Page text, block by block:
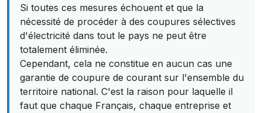
Si toutes ces mesures échouent et que la
nécessité de procéder à des coupures sélectives
d'électricité dans tout le pays ne peut être
totalement éliminée.
Cependant, cela ne constitue en aucun cas une
garantie de coupure de courant sur l'ensemble du
territoire national. C'est la raison pour laquelle il
faut que chaque Français, chaque entreprise et